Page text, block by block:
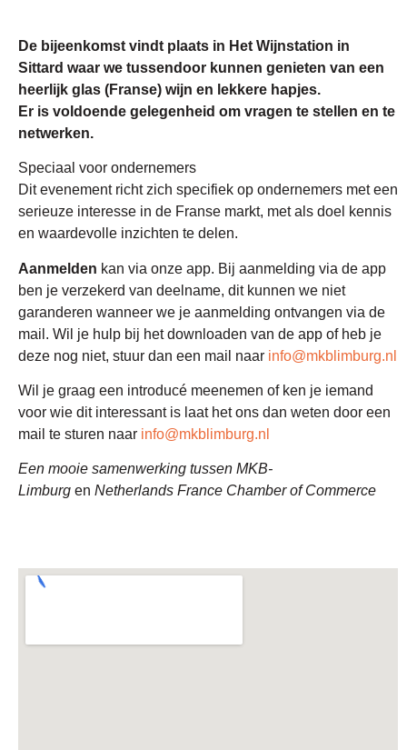
De bijeenkomst vindt plaats in Het Wijnstation in
Sittard waar we tussendoor kunnen genieten van een
heerlijk glas (Franse) wijn en lekkere hapjes.
Er is voldoende gelegenheid om vragen te stellen en te
netwerken.
Speciaal voor ondernemers
Dit evenement richt zich specifiek op ondernemers met een
serieuze interesse in de Franse markt, met als doel kennis
en waardevolle inzichten te delen.
Aanmelden kan via onze app. Bij aanmelding via de app
ben je verzekerd van deelname, dit kunnen we niet
garanderen wanneer we je aanmelding ontvangen via de
mail. Wil je hulp bij het downloaden van de app of heb je
deze nog niet, stuur dan een mail naar info@mkblimburg.nl
Wil je graag een introducé meenemen of ken je iemand
voor wie dit interessant is laat het ons dan weten door een
mail te sturen naar info@mkblimburg.nl
Een mooie samenwerking tussen MKB-
Limburg en Netherlands France Chamber of Commerce